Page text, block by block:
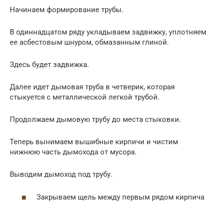
Начинаем формирование трубы.
В одиннадцатом ряду укладываем задвижку, уплотняем
ее асбестовым шнуром, обмазанным глиной.
Здесь будет задвижка.
Далее идет дымовая труба в четверик, которая
стыкуется с металлической легкой трубой.
Продолжаем дымовую трубу до места стыковки.
Теперь вынимаем вышибные кирпичи и чистим
нижнюю часть дымохода от мусора.
Выводим дымоход под трубу.
Закрываем щель между первым рядом кирпича